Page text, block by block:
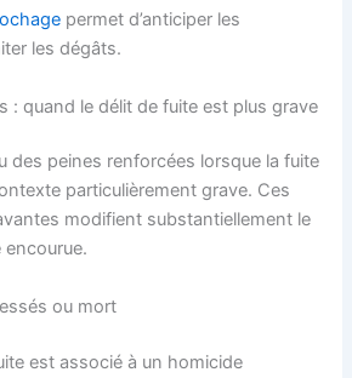
permet d’anticiper les
les dégâts.
: quand le délit de fuite est plus grave
des peines renforcées lorsque la fuite
particulièrement grave. Ces
modifient substantiellement le
encourue.
ou mort
est associé à un homicide